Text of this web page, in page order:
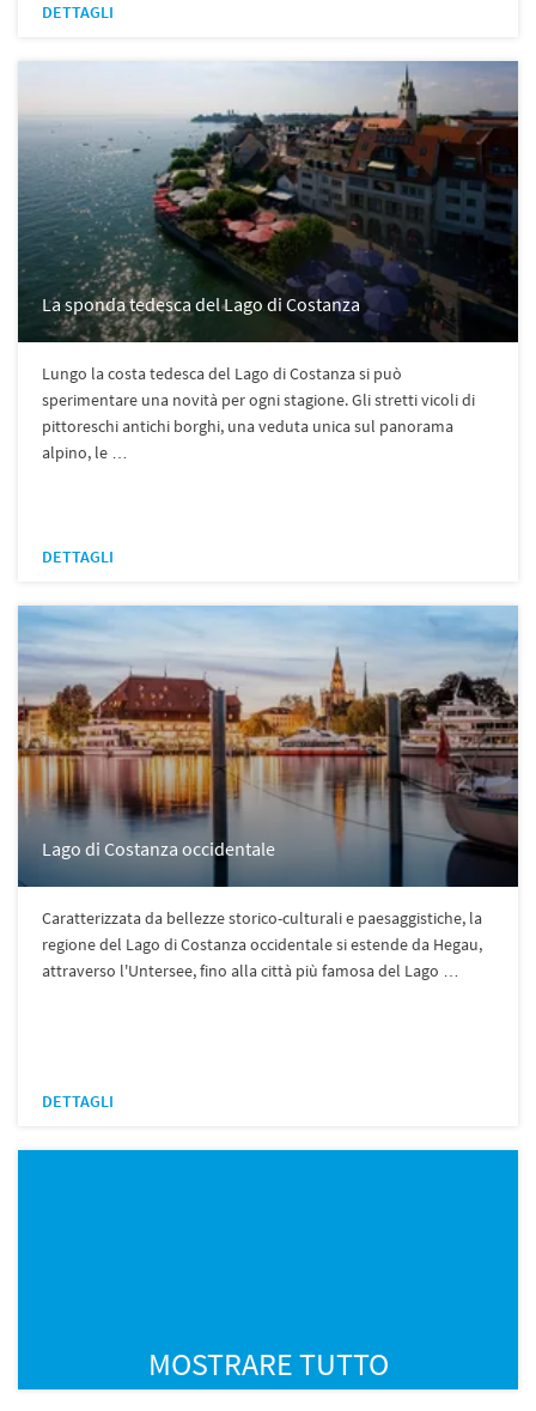
DETTAGLI
La sponda tedesca del Lago di Costanza
Lungo la costa tedesca del Lago di Costanza si può
sperimentare una novità per ogni stagione. Gli stretti vicoli di
pittoreschi antichi borghi, una veduta unica sul panorama
alpino, le …
DETTAGLI
Lago di Costanza occidentale
Caratterizzata da bellezze storico-culturali e paesaggistiche, la
regione del Lago di Costanza occidentale si estende da Hegau,
attraverso l'Untersee, fino alla città più famosa del Lago …
DETTAGLI
MOSTRARE TUTTO